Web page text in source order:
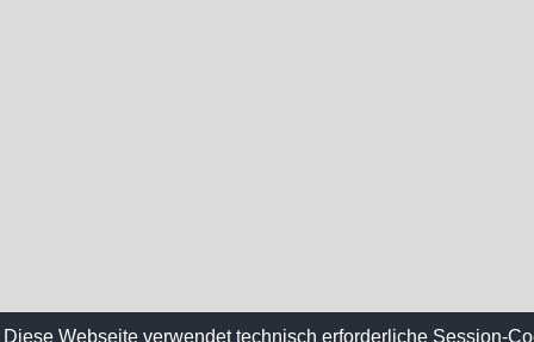
Diese Webseite verwendet technisch erforderliche Session-